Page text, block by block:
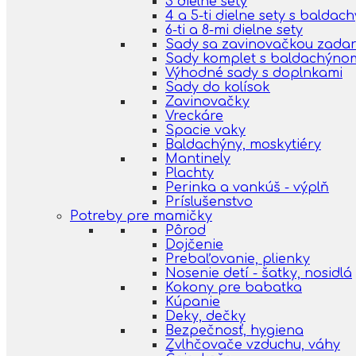
4 a 5-ti dielne sety s
6-ti a 8-mi dielne sety
Sady sa zavinovačkou
Sady komplet s
Výhodné sady s doplnkami
Sady do kolísok
Zavinovačky
Vreckáre
Spacie vaky
Baldachýny, moskytiéry
Mantinely
Plachty
Perinka a vankúš - výplň
Príslušenstvo
Potreby pre mamičky
Pôrod
Dojčenie
Prebaľovanie, plienky
Nosenie detí - šatky, nosidlá
Kokony pre babatka
Kúpanie
Deky, dečky
Bezpečnosť, hygiena
Zvlhčovače vzduchu, váhy